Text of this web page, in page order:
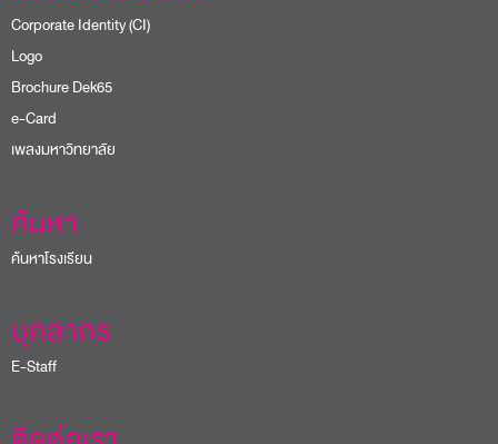
Corporate Identity (CI)
Logo
Brochure Dek65
e-Card
เพลงมหาวิทยาลัย
ค้นหา
ค้นหาโรงเรียน
บุคลากร
E-Staff